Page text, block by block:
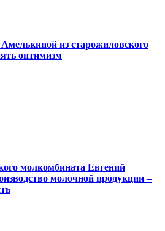
из старожиловского
оптимизм
молкомбината Евгений
молочной продукции –